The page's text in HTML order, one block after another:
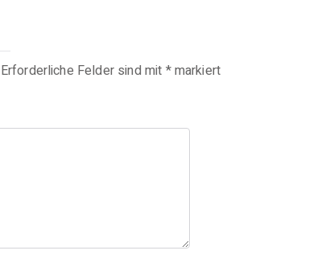
Erforderliche Felder sind mit *markiert